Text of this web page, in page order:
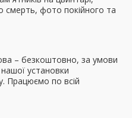
смерть, фото покійного та
– безкоштовно, за умови
установки
Працюємо по всій